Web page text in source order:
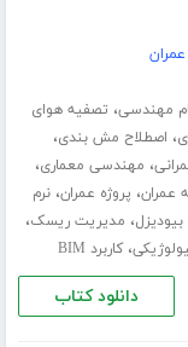
مهندسی، تصفیه هوای
، اصطلاح مش بندی،
، مهندسی معماری،
عمران، پروژه عمران،نرم
، مدیریت ریسک،
،کاربرد BIM
دانلود کتاب